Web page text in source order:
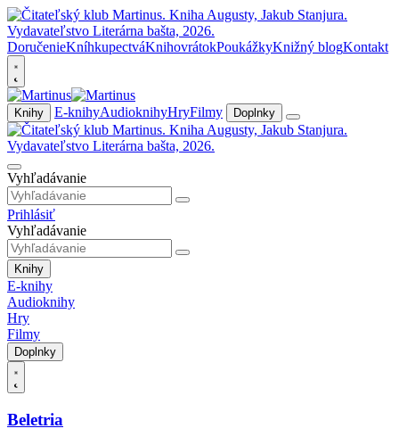
DoručenieKníhkupectváKnihovrátokPoukážkyKnižný blogKontakt
Knihy E-knihyAudioknihyHryFilmy Doplnky
Vyhľadávanie
Prihlásiť
Vyhľadávanie
Knihy
E-knihy
Audioknihy
Hry
Filmy
Doplnky
Beletria